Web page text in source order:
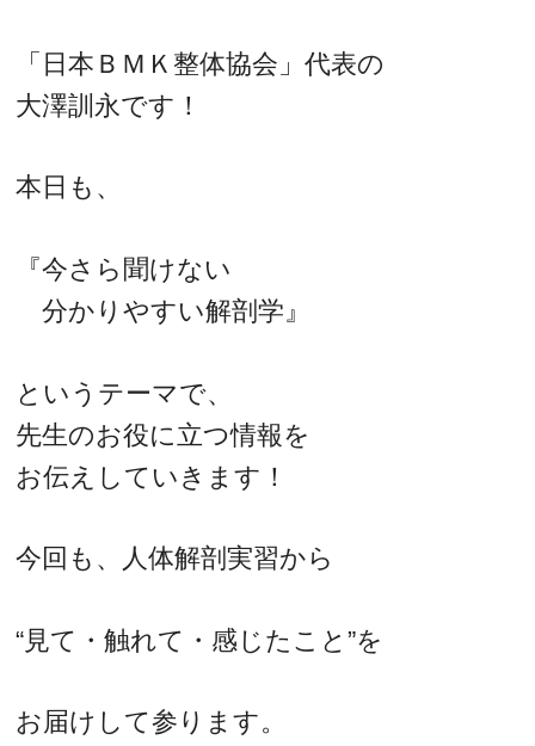
「日本ＢＭＫ整体協会」代表の
大澤訓永です！
本日も、
『今さら聞けない
分かりやすい解剖学』
というテーマで、
先生のお役に立つ情報を
お伝えしていきます！
今回も、人体解剖実習から
“見て・触れて・感じたこと”を
お届けして参ります。